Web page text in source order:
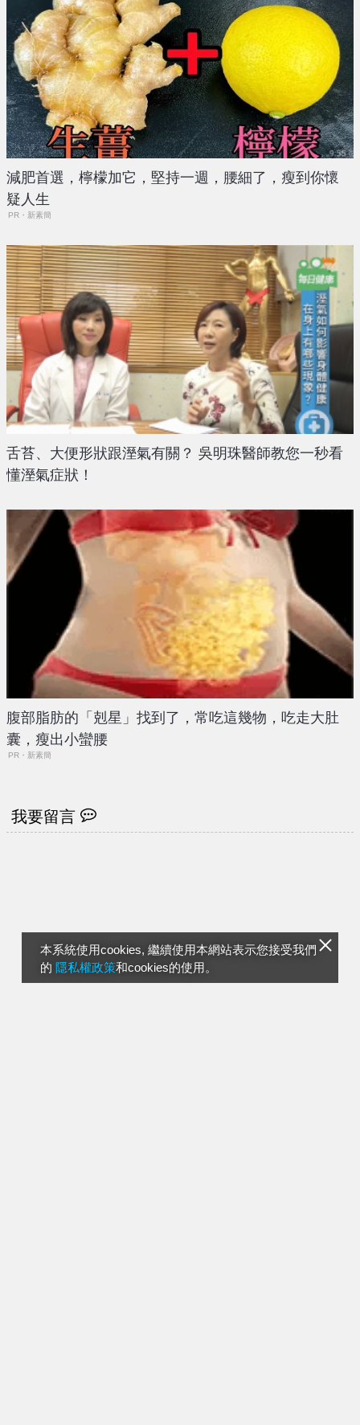
本系統使用cookies, 繼續使用本網站表示您接受我們
的 隱私權政策和cookies的使用。
減肥首選，檸檬加它，堅持一週，腰細了，瘦到你懷
疑人生
PR・新素簡
舌苔、大便形狀跟溼氣有關？ 吳明珠醫師教您一秒看
懂溼氣症狀！
腹部脂肪的「剋星」找到了，常吃這幾物，吃走大肚
囊，瘦出小蠻腰
PR・新素簡
我要留言